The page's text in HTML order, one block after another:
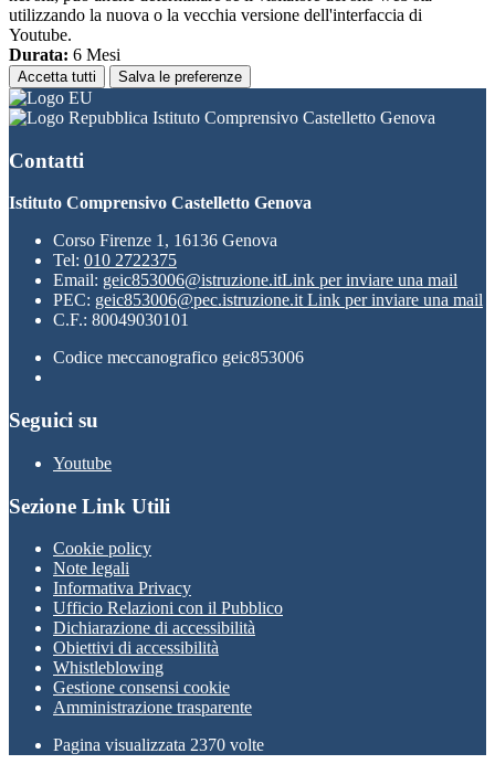
utilizzando la nuova o la vecchia versione dell'interfaccia di
Youtube.
Durata: 6 Mesi
Accetta tutti Salva le preferenze
Istituto Comprensivo Castelletto Genova
Contatti
Istituto Comprensivo Castelletto Genova
Corso Firenze 1, 16136 Genova
Tel: 010 2722375
Email: geic853006@istruzione.itLink per inviare una mail
PEC: geic853006@pec.istruzione.itLink per inviare una mail
C.F.: 80049030101
Codice meccanografico geic853006
Seguici su
Youtube
Sezione Link Utili
Cookie policy
Note legali
Informativa Privacy
Ufficio Relazioni con il Pubblico
Dichiarazione di accessibilità
Obiettivi di accessibilità
Whistleblowing
Gestione consensi cookie
Amministrazione trasparente
Pagina visualizzata 2370 volte